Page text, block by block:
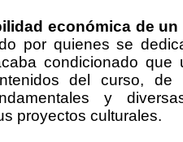
económica de
por quienes se
condicionado
del curso, de
y
proyectos culturales.